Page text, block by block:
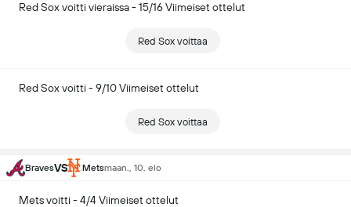
Red Sox voitti vieraissa - 15/16 Viimeiset ottelut
Red Sox voittaa
Red Sox voitti - 9/10 Viimeiset ottelut
Red Sox voittaa
BravesVS Metsmaan., 10. elo
Mets voitti - 4/4 Viimeiset ottelut